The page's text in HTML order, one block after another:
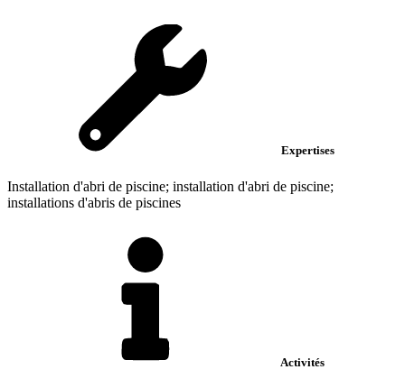
Expertises
Installation d'abri de piscine; installation d'abri de piscine;
installations d'abris de piscines
Activités